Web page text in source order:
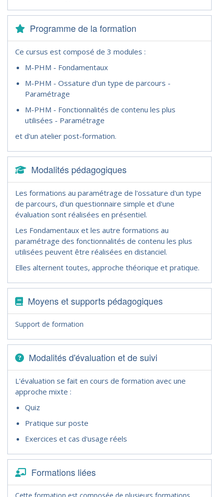
Programme de la formation
Ce cursus est composé de 3 modules :
M-PHM - Fondamentaux
M-PHM - Ossature d'un type de parcours -
Paramétrage
M-PHM - Fonctionnalités de contenu les plus
utilisées - Paramétrage
et d'un atelier post-formation.
Modalités pédagogiques
Les formations au paramétrage de l'ossature d'un type
de parcours, d'un questionnaire simple et d'une
évaluation sont réalisées en présentiel.
Les Fondamentaux et les autre formations au
paramétrage des fonctionnalités de contenu les plus
utilisées peuvent être réalisées en distanciel.
Elles alternent toutes, approche théorique et pratique.
Moyens et supports pédagogiques
Support de formation
Modalités d'évaluation et de suivi
L'évaluation se fait en cours de formation avec une
approche mixte :
Quiz
Pratique sur poste
Exercices et cas d'usage réels
Formations liées